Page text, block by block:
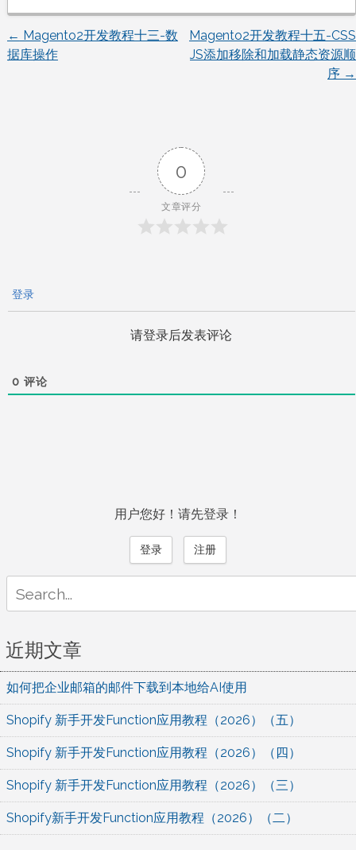
文
← Magento2开发教程十三-数
据库操作
Magento2开发教程十五-CSS
JS添加移除和加载静态资源顺
序 →
0
文章评分
登录
请登录后发表评论
0 评论
用户您好！请先登录！
登录 注册
for:
近期文章
如何把企业邮箱的邮件下载到本地给AI使用
Shopify 新手开发Function应用教程（2026）（五）
Shopify 新手开发Function应用教程（2026）（四）
Shopify 新手开发Function应用教程（2026）（三）
Shopify新手开发Function应用教程（2026）（二）